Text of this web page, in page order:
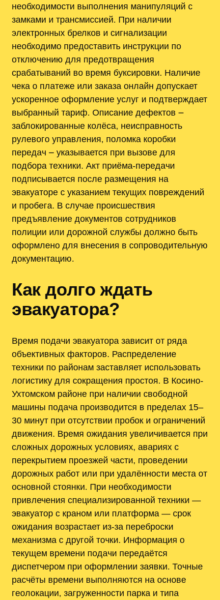
необходимости выполнения манипуляций с
замками и трансмиссией. При наличии
электронных брелков и сигнализации
необходимо предоставить инструкции по
отключению для предотвращения
срабатываний во время буксировки. Наличие
чека о платеже или заказа онлайн допускает
ускоренное оформление услуг и подтверждает
выбранный тариф. Описание дефектов ౼
заблокированные колёса, неисправность
рулевого управления, поломка коробки
передач ౼ указывается при вызове для
подбора техники. Акт приёма-передачи
подписывается после размещения на
эвакуаторе с указанием текущих повреждений
и пробега. В случае происшествия
предъявление документов сотрудников
полиции или дорожной службы должно быть
оформлено для внесения в сопроводительную
документацию.
Как долго ждать
эвакуатора?
Время подачи эвакуатора зависит от ряда
объективных факторов. Распределение
техники по районам заставляет использовать
логистику для сокращения простоя. В Косино-
Ухтомском районе при наличии свободной
машины подача производится в пределах 15–
30 минут при отсутствии пробок и ограничений
движения. Время ожидания увеличивается при
сложных дорожных условиях, авариях с
перекрытием проезжей части, проведении
дорожных работ или при удалённости места от
основной стоянки. При необходимости
привлечения специализированной техники —
эвакуатор с краном или платформа — срок
ожидания возрастает из-за переброски
механизма с другой точки. Информация о
текущем времени подачи передаётся
диспетчером при оформлении заявки. Точные
расчёты времени выполняются на основе
геолокации, загруженности парка и типа